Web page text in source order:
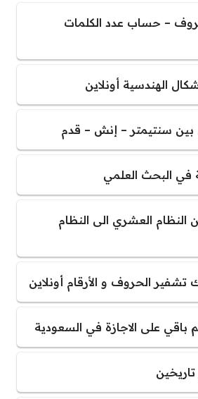
– حساب عدد الكلمات
الهندسية أونلاين
بين سنتيمتر – إنش – قدم
في البحث العلمي
النظام العشري الى النظام
الحروف و الأرقام أونلاين
على الاجازة في السعودية